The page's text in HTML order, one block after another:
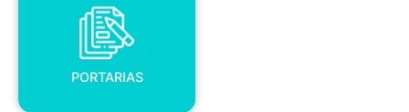
PORTARIAS
PORTARIAS